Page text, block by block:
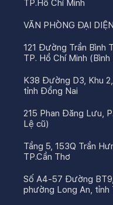
TP.Hồ Chí Minh
VĂN PHÒNG ĐẠI DIỆN
121 Đường Trần Bình
TP. Hồ Chí Minh
K38 Đường D3, Khu
tỉnh Đồng Nai
215 Phan Đăng Lưu,
Lệ cũ)
Tầng 5, 153Q Trần
TP.Cần Thơ
Số A4-57 Đường
phường Long An, tỉnh